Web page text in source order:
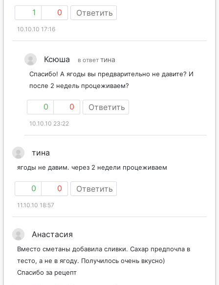
1 0 Ответить
10.10.10 17:16
Ксюша в ответ тина
Спасибо! А ягоды вы предварительно не давите? И
после 2 недель процеживаем?
0 0 Ответить
10.10.10 23:22
тина
ягоды не давим. через 2 недели процеживаем
0 0 Ответить
11.10.10 18:57
Анастасия
Вместо сметаны добавила сливки. Сахар предпочла в
тесто, а не в ягоду. Получилось очень вкусно)
Спасибо за рецепт